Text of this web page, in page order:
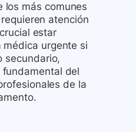
los más comunes
atención
estar
urgente si
secundario,
del
de la